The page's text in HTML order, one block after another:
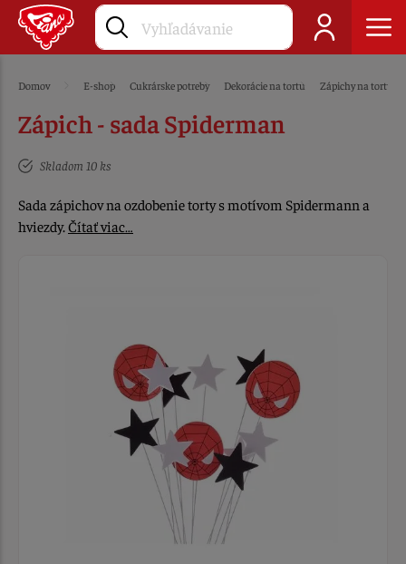
Domov E-shop Cukrárske potreby Dekorácie na tortu Zápichy na tortu
Zápich - sada Spiderman
Skladom 10 ks
Sada zápichov na ozdobenie torty s motívom Spidermann a
hviezdy.Čítať viac…